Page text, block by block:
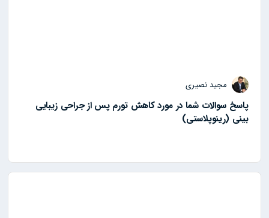
مجید نصیری
پاسخ سوالات شما در مورد کاهش تورم پس از جراحی زیبایی
بینی (رینوپلاستی)